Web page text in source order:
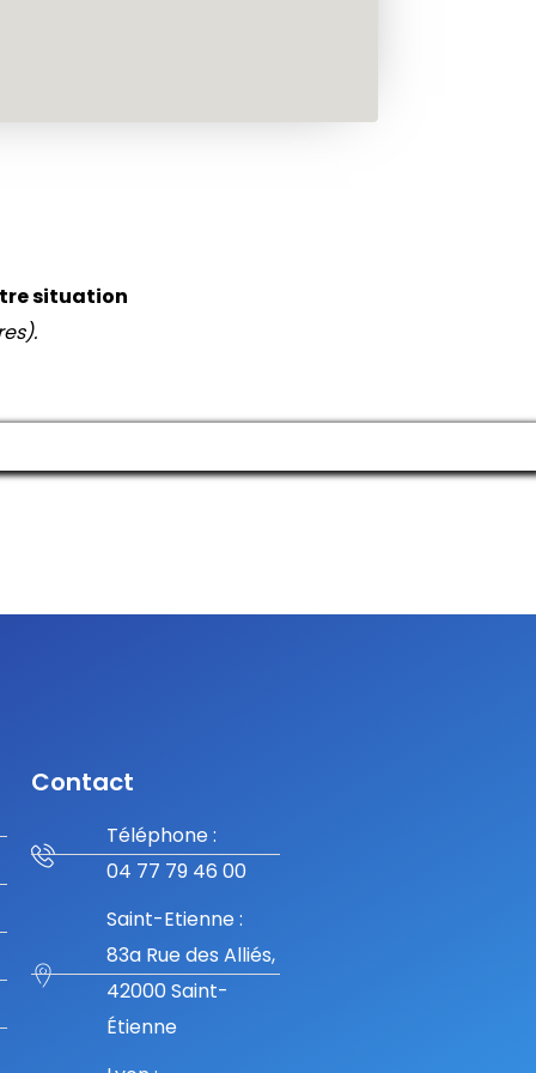
situation
Contact
Téléphone :
04 77 79 46 00
Saint-Etienne :
83a Rue des Alliés,
42000 Saint-
Étienne